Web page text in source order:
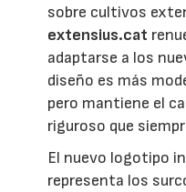
sobre cultivos
extensius.cat
adaptarse a los
diseño es más
pero mantiene el
riguroso que
El nuevo logotipo
representa los